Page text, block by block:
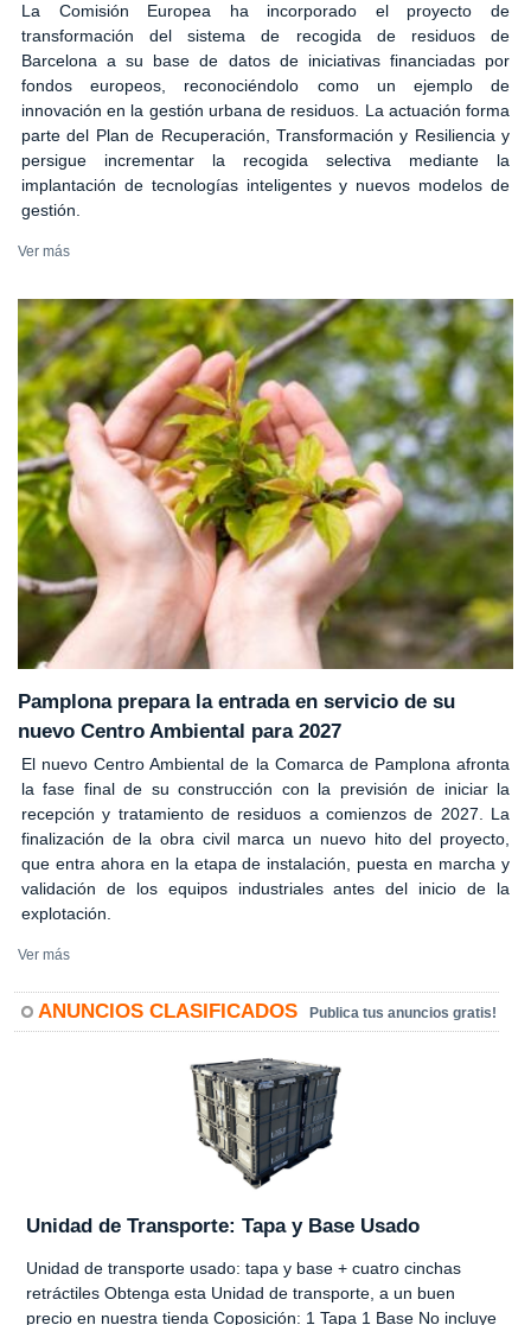
La Comisión Europea ha incorporado el proyecto de
transformación del sistema de recogida de residuos de
Barcelona a su base de datos de iniciativas financiadas por
fondos europeos, reconociéndolo como un ejemplo de
innovación en la gestión urbana de residuos. La actuación forma
parte del Plan de Recuperación, Transformación y Resiliencia y
persigue incrementar la recogida selectiva mediante la
implantación de tecnologías inteligentes y nuevos modelos de
gestión.
Ver más
Pamplona prepara la entrada en servicio de su
nuevo Centro Ambiental para 2027
El nuevo Centro Ambiental de la Comarca de Pamplona afronta
la fase final de su construcción con la previsión de iniciar la
recepción y tratamiento de residuos a comienzos de 2027. La
finalización de la obra civil marca un nuevo hito del proyecto,
que entra ahora en la etapa de instalación, puesta en marcha y
validación de los equipos industriales antes del inicio de la
explotación.
Ver más
ANUNCIOS CLASIFICADOS Publica tus anuncios gratis!
Unidad de Transporte: Tapa y Base Usado
Unidad de transporte usado: tapa y base + cuatro cinchas
retráctiles Obtenga esta Unidad de transporte, a un buen
precio en nuestra tienda Coposición: 1 Tapa 1 Base No incluye